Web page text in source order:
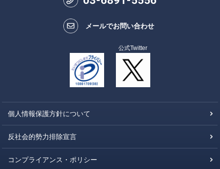
メールでお問い合わせ
公式Twitter
個人情報保護方針について
反社会的勢力排除宣言
コンプライアンス・ポリシー